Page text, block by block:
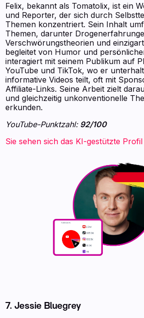
Felix, bekannt als Tomatolix, ist ein
und Reporter, der sich durch
Themen konzentriert. Sein Inhalt
Themen, darunter
Verschwörungstheorien und
begleitet von Humor und
interagiert mit seinem Publikum auf
YouTube und TikTok, wo er
informative Videos teilt, oft mit
Affiliate-Links. Seine Arbeit zielt
und gleichzeitig unkonventionelle
erkunden.
YouTube-Punktzahl:92/100
Sie sehen sich das KI-gestützte
7. Jessie Bluegrey